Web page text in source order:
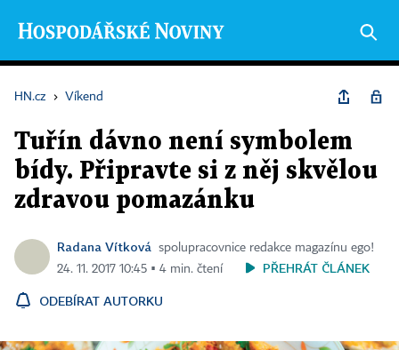
HN.cz › Víkend
Tuřín dávno není symbolem
bídy. Připravte si z něj skvělou
zdravou pomazánku
Radana Vítková
spolupracovnice redakce magazínu ego!
24. 11. 2017 10:45 ▪ 4 min. čtení
PŘEHRÁT ČLÁNEK
ODEBÍRAT AUTORKU